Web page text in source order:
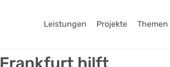
Leistungen Projekte Themen
Frankfurt hilft